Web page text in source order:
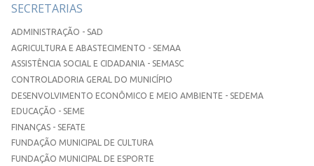
SECRETARIAS
ADMINISTRAÇÃO - SAD
AGRICULTURA E ABASTECIMENTO - SEMAA
ASSISTÊNCIA SOCIAL E CIDADANIA - SEMASC
CONTROLADORIA GERAL DO MUNICÍPIO
DESENVOLVIMENTO ECONÔMICO E MEIO AMBIENTE - SEDEMA
EDUCAÇÃO - SEME
FINANÇAS - SEFATE
FUNDAÇÃO MUNICIPAL DE CULTURA
FUNDAÇÃO MUNICIPAL DE ESPORTE